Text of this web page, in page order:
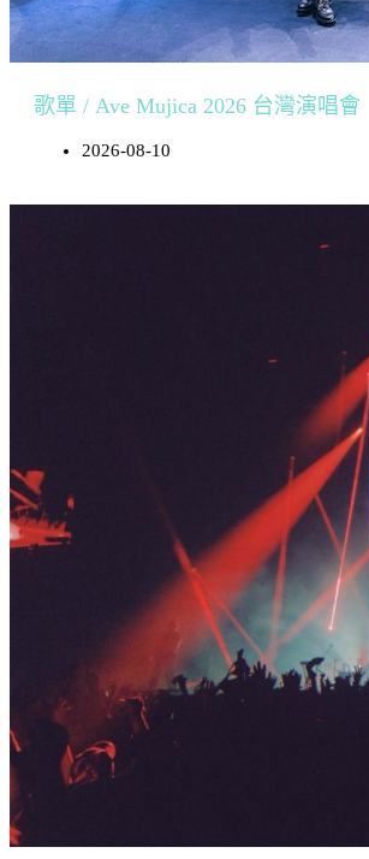
歌單 / Ave Mujica 2026 台灣演唱會
2026-08-10